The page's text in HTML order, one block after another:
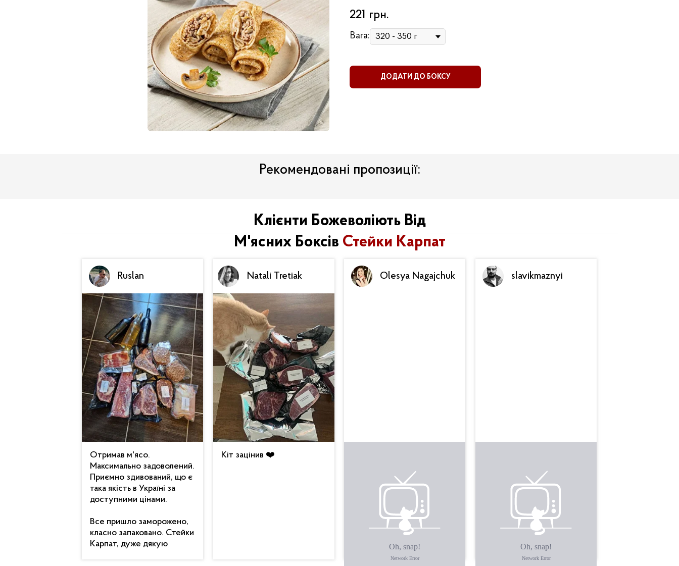
221 грн.
Вага:
ДОДАТИ ДО БОКСУ
Рекомендовані пропозиції:
Клієнти Божеволіють Від
М'ясних Боксів Стейки Карпат
Отримав м'ясо.
Максимально задоволений.
Приємно здивований, що є
така якість в Україні за
доступними цінами.
Все пришло заморожено,
класно запаковано. Стейки
Карпат, дуже дякую
Ruslan
Кіт зацінив ❤️
Natali Tretiak
смакувати з вином 😍
Olesya Nagajchuk
смачний 🥓 , вже скоштував.
Котлетки піджарив теж —
Дякую 🙏
slavikmaznyi